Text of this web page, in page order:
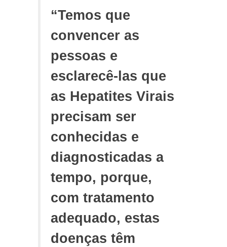
“Temos que
convencer as
pessoas e
esclarecê-las que
as Hepatites Virais
precisam ser
conhecidas e
diagnosticadas a
tempo, porque,
com tratamento
adequado, estas
doenças têm